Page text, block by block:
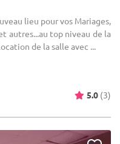
lieu pour vos Mariages,
autres...au top niveau de la
de la salle avec ...
5.0 (3)